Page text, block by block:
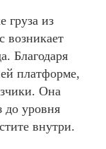
груза из
возникает
Благодаря
платформе,
Она
до уровня
внутри.